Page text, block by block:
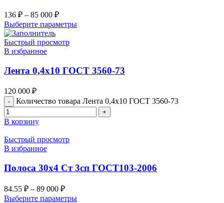
136 ₽ – 85 000 ₽
Выберите параметры
Быстрый просмотр
В избранное
Лента 0,4х10 ГОСТ 3560-73
120 000 ₽
Количество товара Лента 0,4х10 ГОСТ 3560-73
В корзину
Быстрый просмотр
В избранное
Полоса 30х4 Ст 3сп ГОСТ103-2006
84.55 ₽ – 89 000 ₽
Выберите параметры